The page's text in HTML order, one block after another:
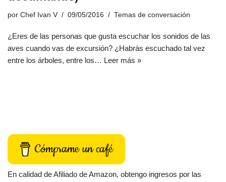
por Chef Ivan V 09/05/2016 Temas de conversación
¿Eres de las personas que gusta escuchar los sonidos de las
aves cuando vas de excursión? ¿Habrás escuchado tal vez
entre los árboles, entre los… Leer más »
Cómprame un café
En calidad de Afiliado de Amazon, obtengo ingresos por las